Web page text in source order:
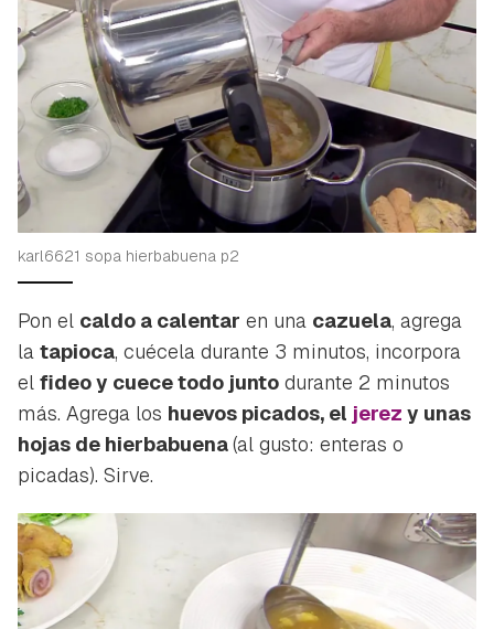
karl6621 sopa hierbabuena p2
Pon el caldo a calentar en una cazuela, agrega
la tapioca, cuécela durante 3 minutos, incorpora
el fideo y cuece todo junto durante 2 minutos
más. Agrega los huevos picados, el jerez y unas
hojas de hierbabuena(al gusto: enteras o
picadas). Sirve.